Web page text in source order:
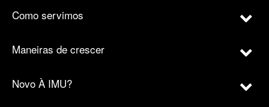
Como servimos
Maneiras de crescer
Novo À IMU?